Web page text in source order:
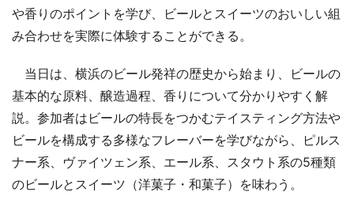
や香りのポイントを学び、ビールとスイーツのおいしい組
み合わせを実際に体験することができる。
当日は、横浜のビール発祥の歴史から始まり、ビールの
基本的な原料、醸造過程、香りについて分かりやすく解
説。参加者はビールの特長をつかむテイスティング方法や
ビールを構成する多様なフレーバーを学びながら、ピルス
ナー系、ヴァイツェン系、エール系、スタウト系の5種類
のビールとスイーツ（洋菓子・和菓子）を味わう。